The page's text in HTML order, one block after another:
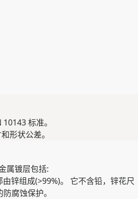
标准。
形状公差。
属镀层包括:
锌组成(>99%)。 它不含铅，锌花尺
腐蚀保护。